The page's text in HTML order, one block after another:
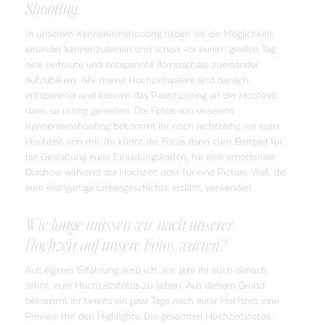
Shooting.
In unserem Kennenlernshooting haben wir die Möglichkeit,
einander kennenzulernen und schon vor eurem großen Tag
eine vertraute und entspannte Atmosphäre zueinander
aufzubauen. Alle meine Hochzeitspaare sind danach
entspannter und können das Paarshooting an der Hochzeit
dann so richtig genießen. Die Fotos von unserem
Kennenlernshooting bekommt ihr noch rechtzeitig vor eurer
Hochzeit von mir. Ihr könnt die Fotos dann zum Beispiel für
die Gestaltung eurer Einladungskarten, für eine emotionale
Diashow während der Hochzeit oder für eine Picture-Wall, die
eure einzigartige Liebesgeschichte erzählt, verwenden.
Wie lange müssen wir nach unserer
Hochzeit auf unsere Fotos warten?
Aus eigener Erfahrung weiß ich, wie sehr ihr euch danach
sehnt, eure Hochzeitsfotos zu sehen. Aus diesem Grund
bekommt ihr bereits ein paar Tage nach eurer Hochzeit eine
Preview mit den Highlights. Die gesamten Hochzeitsfotos